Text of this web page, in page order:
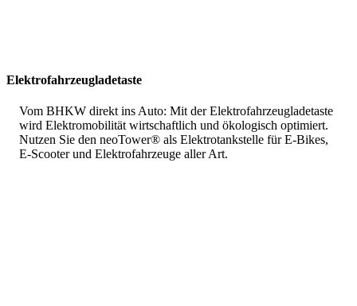
Elektrofahrzeugladetaste
Vom BHKW direkt ins Auto: Mit der Elektrofahrzeugladetaste
wird Elektromobilität wirtschaftlich und ökologisch optimiert.
Nutzen Sie den neoTower® als Elektrotankstelle für E-Bikes,
E-Scooter und Elektrofahrzeuge aller Art.